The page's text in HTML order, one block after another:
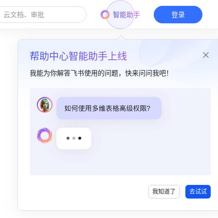
智能助手
帮助中心智能助手上线
我能为你解答飞书使用的问题，快来问问我吧！
我知道了 去试试
登录
本篇目录
二、函数解读​